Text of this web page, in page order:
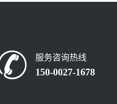
服务咨询热线
150-0027-1678